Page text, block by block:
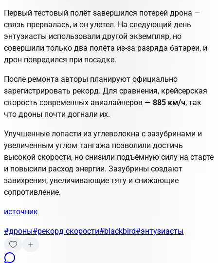
Первый тестовый полёт завершился потерей дрона —
связь прервалась, и он улетел. На следующий день
энтузиасты использовали другой экземпляр, но
совершили только два полёта из-за разряда батареи, и
дрон повредился при посадке.
После ремонта авторы планируют официально
зарегистрировать рекорд. Для сравнения, крейсерская
скорость современных авиалайнеров — 885 км/ч, так
что дроны почти догнали их.
Улучшенные лопасти из углеволокна с зазубринами и
увеличенным углом тангажа позволили достичь
высокой скорости, но снизили подъёмную силу на старте
и повысили расход энергии. Зазубрины создают
завихрения, увеличивающие тягу и снижающие
сопротивление.
источник
#дроны#рекорд скорости#blackbird#энтузиасты